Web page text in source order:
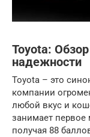
Toyota:
надежности
Toyota – это
компании
любой вкус и
занимает первое
получая 88